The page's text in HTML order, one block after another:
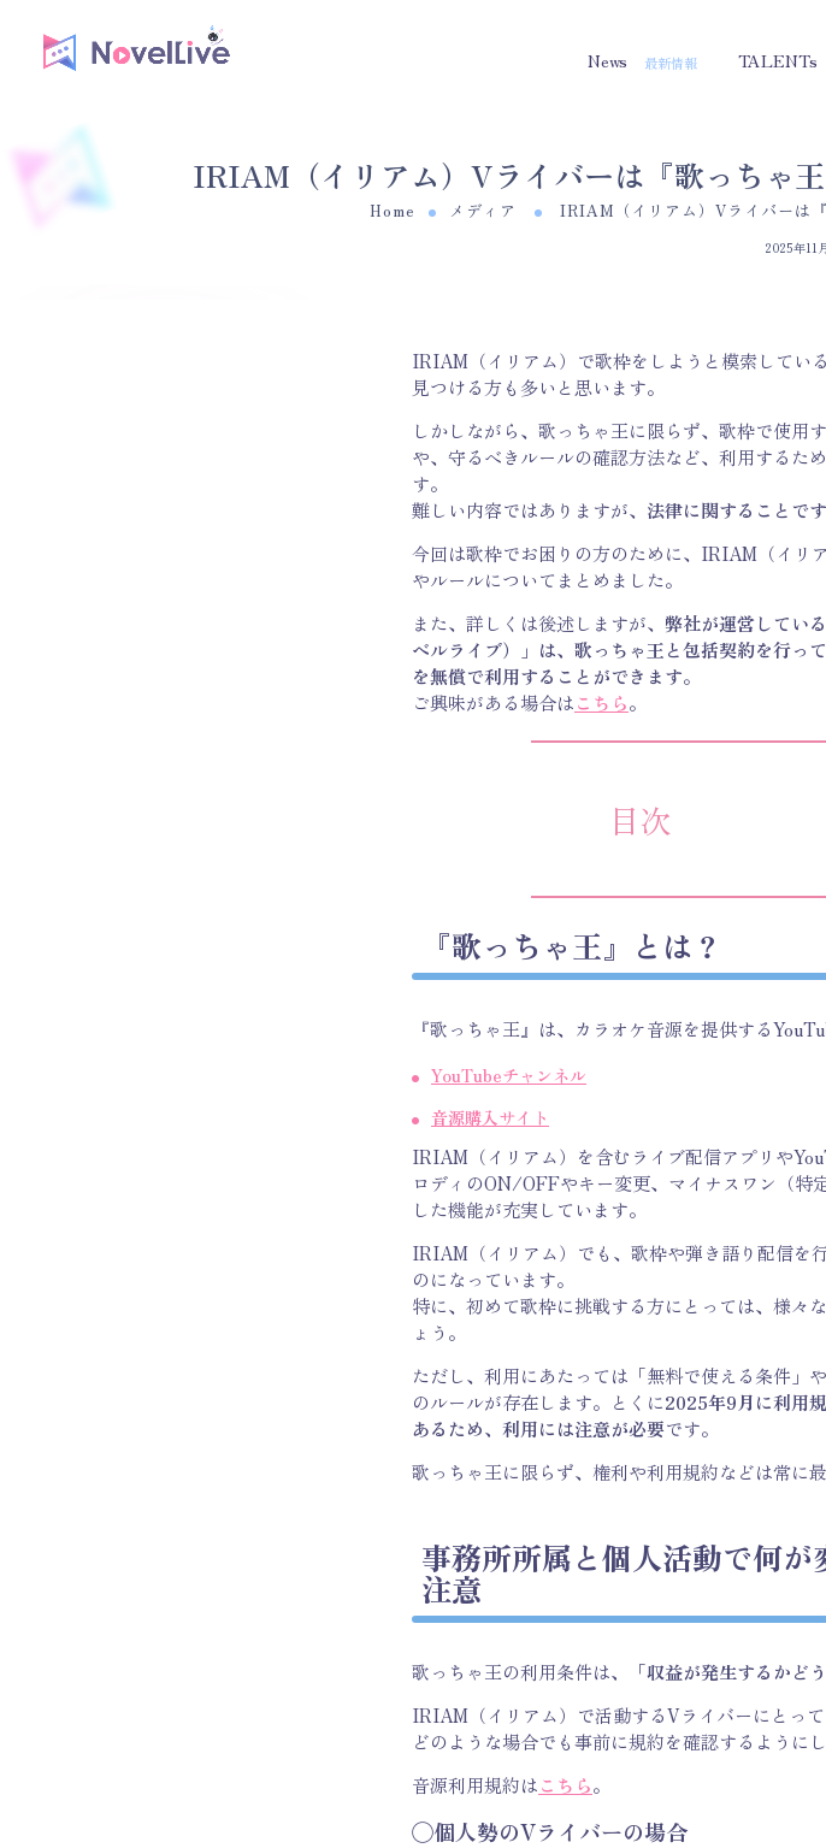
News 最新情報 TALENTs
IRIAM（イリアム）Vライバーは『歌っちゃ
Home メディア IRIAM（イリアム）Vライバーは
2025年11
IRIAM（イリアム）で歌枠をしようと模索してい
見つける方も多いと思います。
しかしながら、歌っちゃ王に限らず、歌枠で使用
や、守るべきルールの確認方法など、利用するた
す。
難しい内容ではありますが、 法律に関することで
今回は歌枠でお困りの方のために、IRIAM（イリ
やルールについてまとめました。
また、詳しくは後述しますが、 弊社が運営してい
ベルライブ）」は、歌っちゃ王と包括契約を行っ
を無償で利用することができます。
ご興味がある場合はこちら。
目次
『歌っちゃ王』とは？
『歌っちゃ王』は、カラオケ音源を提供する
YouTubeチャンネル
音源購入サイト
IRIAM（イリアム） を含むライブ配信アプリや
ロディのON/OFFやキー変更、マイナスワン（特
した機能が充実しています。
IRIAM（イリアム） でも、歌枠や弾き語り配信を
のになっています。
特に、初めて歌枠に挑戦する方にとっては、様々
ょう。
ただし、利用にあたっては「無料で使える条件」
のルールが存在します。とくに2025年9月に利用
あるため、利用には注意が必要です。
歌っちゃ王に限らず、権利や利用規約などは常に
事務所所属と個人活動で何
注意​
歌っちゃ王の利用条件は、「収益が発生するかどう
IRIAM（イリアム） で活動するVライバーにとっ
どのような場合でも事前に規約を確認するようにし
音源利用規約はこちら。
◯個人勢のVライバーの場合